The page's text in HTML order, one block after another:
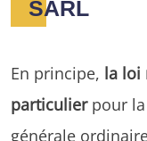
SARL
En principe, la loi
particulierpour la
générale